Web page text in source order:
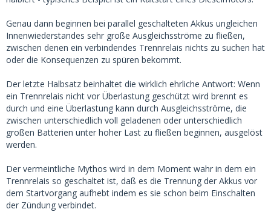
Genau dann beginnen bei parallel geschalteten Akkus ungleichen
Innenwiederstandes sehr große Ausgleichsströme zu fließen,
zwischen denen ein verbindendes Trennrelais nichts zu suchen hat
oder die Konsequenzen zu spüren bekommt.
Der letzte Halbsatz beinhaltet die wirklich ehrliche Antwort: Wenn
ein Trennrelais nicht vor Überlastung geschützt wird brennt es
durch und eine Überlastung kann durch Ausgleichsströme, die
zwischen unterschiedlich voll geladenen oder unterschiedlich
großen Batterien unter hoher Last zu fließen beginnen, ausgelöst
werden.
Der vermeintliche Mythos wird in dem Moment wahr in dem ein
Trennrelais so geschaltet ist, daß es die Trennung der Akkus vor
dem Startvorgang aufhebt indem es sie schon beim Einschalten
der Zündung verbindet.